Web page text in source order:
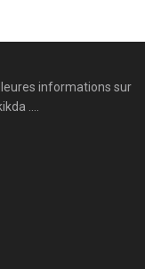
informations sur
....